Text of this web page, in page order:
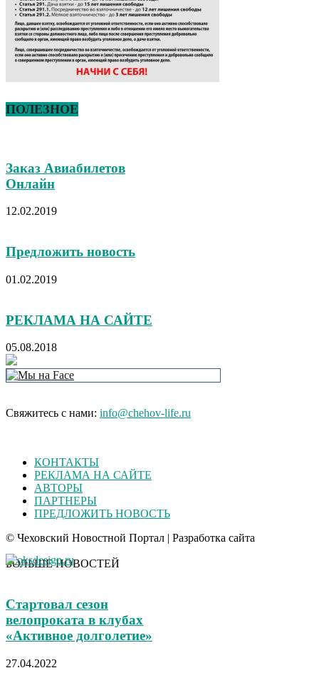
ПОЛЕЗНОЕ
Заказ Авиабилетов
Онлайн
12.02.2019
Предложить новость
01.02.2019
РЕКЛАМА НА САЙТЕ
05.08.2018
Свяжитесь с нами: info@chehov-life.ru
КОНТАКТЫ
РЕКЛАМА НА САЙТЕ
АВТОРЫ
ПАРТНЕРЫ
ПРЕДЛОЖИТЬ НОВОСТЬ
© Чеховский Новостной Портал | Разработка сайта
БОЛЬШЕ НОВОСТЕЙ
Стартовал сезон
велопроката в клубах
«Активное долголетие»
27.04.2022